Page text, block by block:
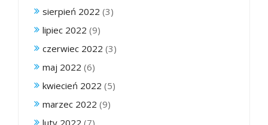
sierpień 2022 (3)
lipiec 2022 (9)
czerwiec 2022 (3)
maj 2022 (6)
kwiecień 2022 (5)
marzec 2022 (9)